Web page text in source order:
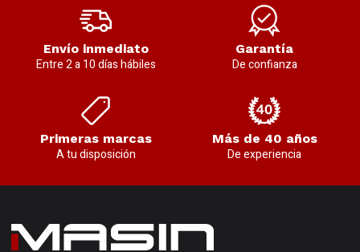
Envío inmediato
Entre 2 a 10 días hábiles
Garantía
De confianza
Primeras marcas
A tu disposición
Más de 40 años
De experiencia